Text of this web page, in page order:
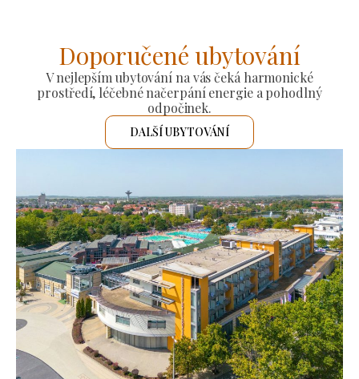
Doporučené ubytování
V nejlepším ubytování na vás čeká harmonické
prostředí, léčebné načerpání energie a pohodlný
odpočinek.
DALŠÍ UBYTOVÁNÍ